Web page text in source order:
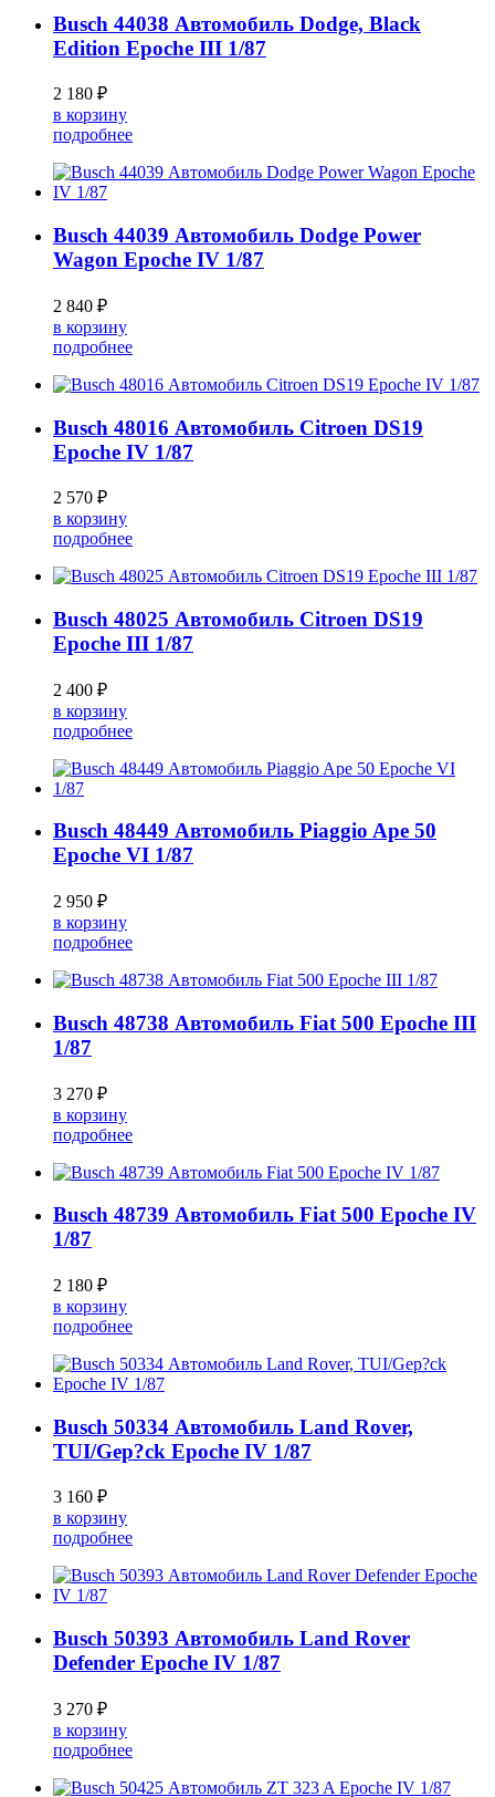
Busch 44038 Автомобиль Dodge, Black
Edition Epoche III 1/87
2 180 ₽
в корзину
подробнее
Busch 44039 Автомобиль Dodge Power
Wagon Epoche IV 1/87
2 840 ₽
в корзину
подробнее
Busch 48016 Автомобиль Citroen DS19
Epoche IV 1/87
2 570 ₽
в корзину
подробнее
Busch 48025 Автомобиль Citroen DS19
Epoche III 1/87
2 400 ₽
в корзину
подробнее
Busch 48449 Автомобиль Piaggio Ape 50
Epoche VI 1/87
2 950 ₽
в корзину
подробнее
Busch 48738 Автомобиль Fiat 500 Epoche III
1/87
3 270 ₽
в корзину
подробнее
Busch 48739 Автомобиль Fiat 500 Epoche IV
1/87
2 180 ₽
в корзину
подробнее
Busch 50334 Автомобиль Land Rover,
TUI/Gep?ck Epoche IV 1/87
3 160 ₽
в корзину
подробнее
Busch 50393 Автомобиль Land Rover
Defender Epoche IV 1/87
3 270 ₽
в корзину
подробнее